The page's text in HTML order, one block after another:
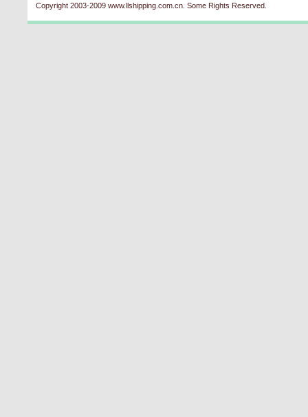
Copyright 2003-2009 www.llshipping.com.cn. Some Rights Reserved.